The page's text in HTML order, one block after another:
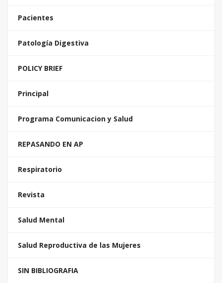
Pacientes
Patología Digestiva
POLICY BRIEF
Principal
Programa Comunicacion y Salud
REPASANDO EN AP
Respiratorio
Revista
Salud Mental
Salud Reproductiva de las Mujeres
SIN BIBLIOGRAFIA